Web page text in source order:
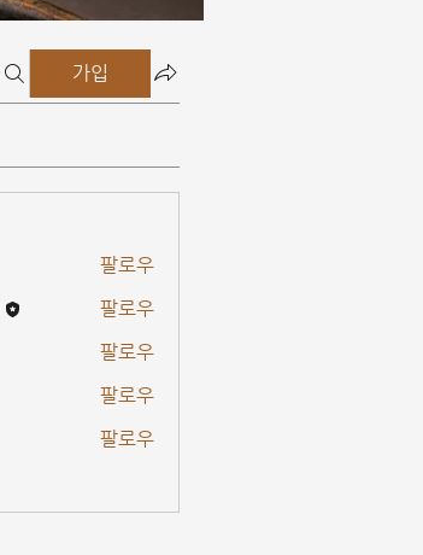
가입
팔로우
팔로우
팔로우
팔로우
팔로우